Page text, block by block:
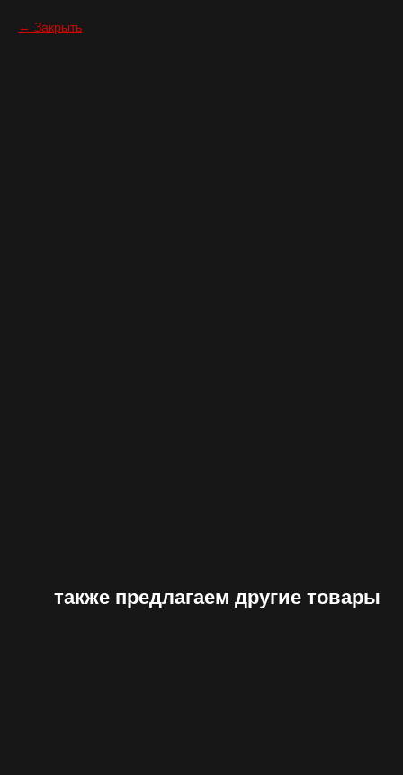
Закрыть
также предлагаем другие товары